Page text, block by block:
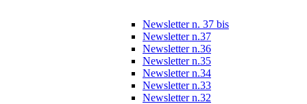
Newsletter n. 37 bis
Newsletter n.37
Newsletter n.36
Newsletter n.35
Newsletter n.34
Newsletter n.33
Newsletter n.32